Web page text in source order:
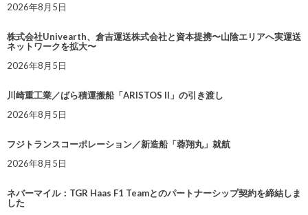
2026年8月5日
株式会社Univearth、倉吉運送株式会社と資本提携〜山陰エリアへ実運送
ネットワークを拡大〜
2026年8月5日
川崎重工業／ばら積運搬船「ARISTOS II」の引き渡し
2026年8月5日
フジトランスコーポレーション／新造船「蓉翔丸」就航
2026年8月5日
ネバーマイル：TGR Haas F1 Teamとのパートナーシップ契約を締結しま
した